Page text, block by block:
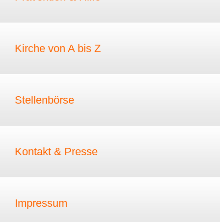
Kirche von A bis Z
Stellenbörse
Kontakt & Presse
Impressum